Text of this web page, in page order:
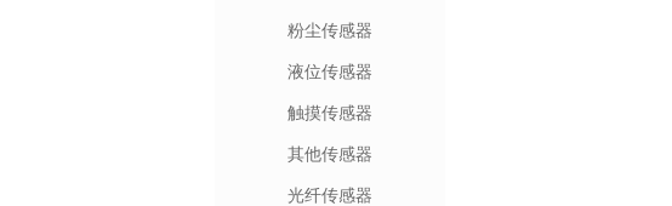
粉尘传感器
液位传感器
触摸传感器
其他传感器
光纤传感器